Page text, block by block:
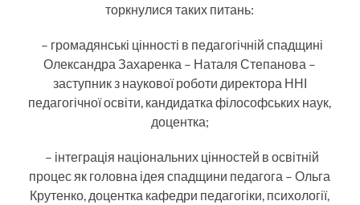
торкнулися таких питань:
– громадянські цінності в педагогічній спадщині
Олександра Захаренка – Наталя Степанова –
заступник з наукової роботи директора ННІ
педагогічної освіти, кандидатка філософських наук,
доцентка;
– інтеграція національних цінностей в освітній
процес як головна ідея спадщини педагога – Ольга
Крутенко, доцентка кафедри педагогіки, психології,